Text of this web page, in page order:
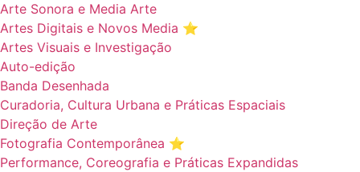
Arte Sonora e Media Arte
Artes Digitais e Novos Media ⭐️
Artes Visuais e Investigação
Auto-edição
Banda Desenhada
Curadoria, Cultura Urbana e Práticas Espaciais
Direção de Arte
Fotografia Contemporânea ⭐️
Performance, Coreografia e Práticas Expandidas